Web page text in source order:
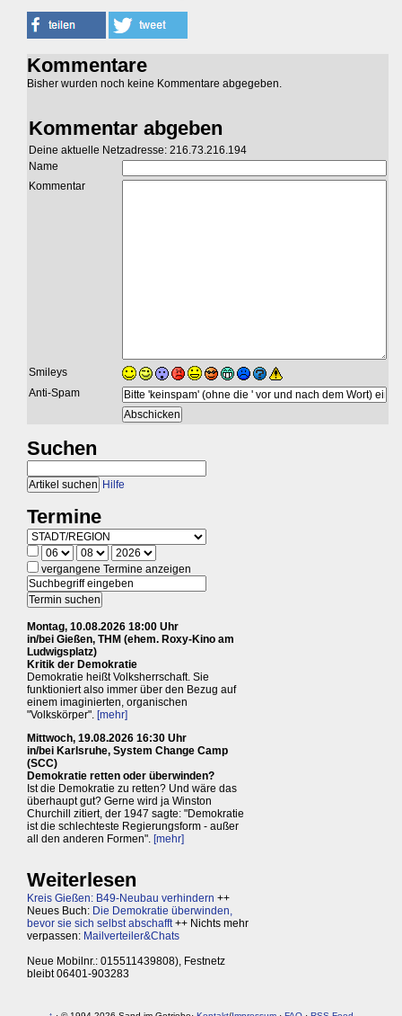
Kommentare
Bisher wurden noch keine Kommentare abgegeben.
Kommentar abgeben
Deine aktuelle Netzadresse: 216.73.216.194
Name
Kommentar
Smileys
Anti-Spam
Suchen
Hilfe
Termine
vergangene Termine anzeigen
Montag, 10.08.2026 18:00 Uhr
in/bei Gießen, THM (ehem. Roxy-Kino am
Ludwigsplatz)
Kritik der Demokratie
Demokratie heißt Volksherrschaft. Sie
funktioniert also immer über den Bezug auf
einem imaginierten, organischen
"Volkskörper". [mehr]
Mittwoch, 19.08.2026 16:30 Uhr
in/bei Karlsruhe, System Change Camp
(SCC)
Demokratie retten oder überwinden?
Ist die Demokratie zu retten? Und wäre das
überhaupt gut? Gerne wird ja Winston
Churchill zitiert, der 1947 sagte: "Demokratie
ist die schlechteste Regierungsform - außer
all den anderen Formen". [mehr]
Weiterlesen
Kreis Gießen: B49-Neubau verhindern ++
Neues Buch: Die Demokratie überwinden,
bevor sie sich selbst abschafft++ Nichts mehr
verpassen: Mailverteiler&Chats
Neue Mobilnr.: 015511439808), Festnetz
bleibt 06401-903283